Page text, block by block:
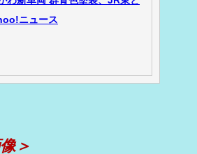
ニュース
＞